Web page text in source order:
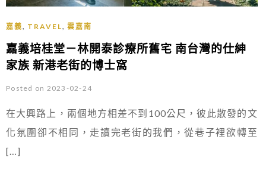
嘉義, TRAVEL, 雲嘉南
嘉義培桂堂－林開泰診療所舊宅 南台灣的仕紳
家族 新港老街的博士窩
Posted on 2023-02-24
在大興路上，兩個地方相差不到100公尺，彼此散發的文
化氛圍卻不相同，走讀完老街的我們，從巷子裡欲轉至
[…]